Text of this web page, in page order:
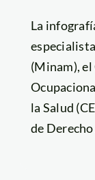
La
(Minam),
la Salud
de